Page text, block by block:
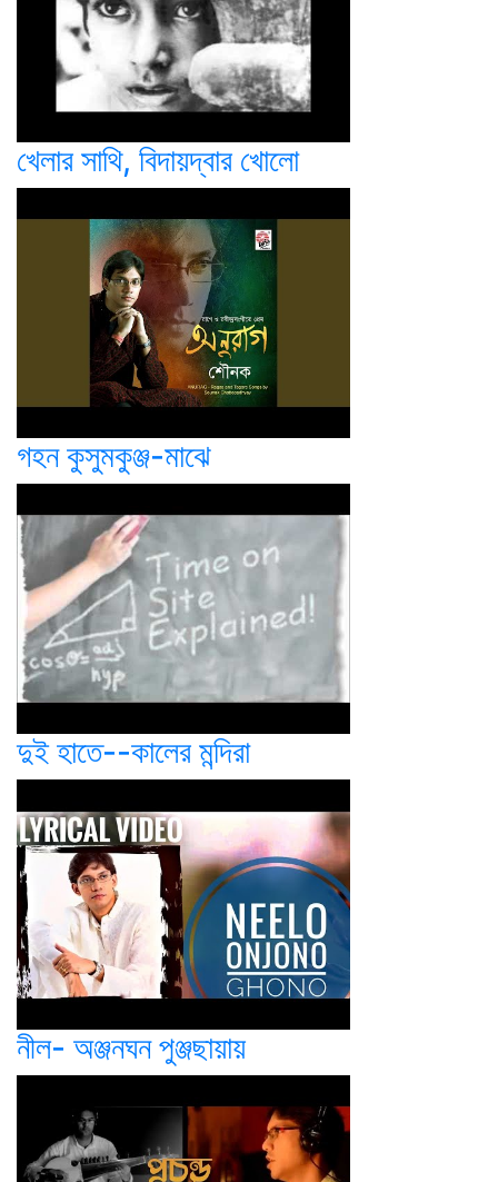
খেলার সাথি, বিদায়দ্বার খোলো
গহন কুসুমকুঞ্জ-মাঝে
দুই হাতে--কালের মন্দিরা
নীল- অঞ্জনঘন পুঞ্জছায়ায়